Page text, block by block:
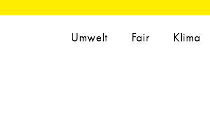
Umwelt Fair Klima